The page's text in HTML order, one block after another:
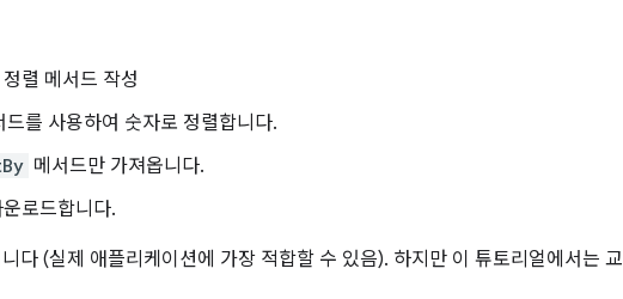
렬 메서드 작성
드를 사용하여 숫자로 정렬합니다.
메서드만 가져옵니다.
로드합니다.
다 (실제 애플리케이션에 가장 적합할 수 있음). 하지만 이 튜토리얼에서는 교